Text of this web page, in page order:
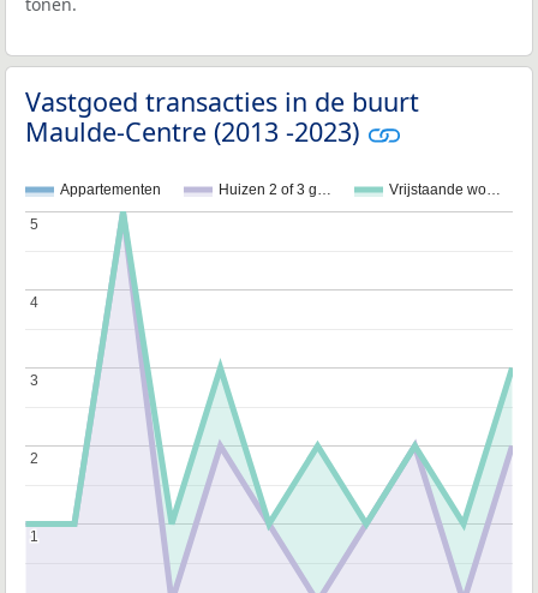
Vastgoed transacties in de buurt
Maulde-Centre (2013 -2023)
Appartementen Huizen 2 of 3 g… Vrijstaande wo…
1
1
2
2
3
3
4
4
5
5